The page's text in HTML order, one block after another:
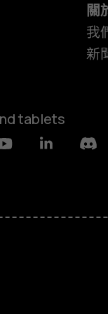
tablets
關
我
新
Linkedin